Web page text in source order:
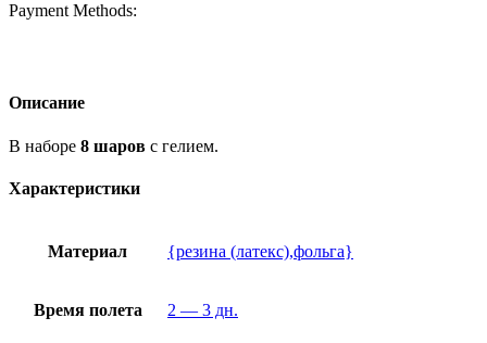
Payment Methods:
Описание
В наборе 8 шаров с гелием.
Характеристики
Материал {резина (латекс),фольга}
Время полета 2 — 3 дн.